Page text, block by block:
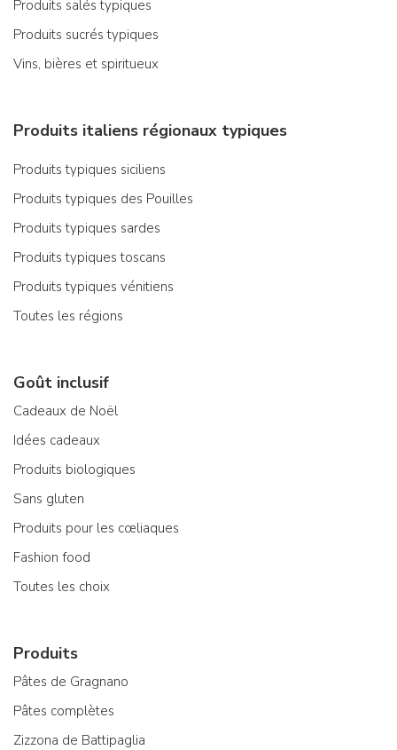
Produits salés typiques
Produits sucrés typiques
Vins, bières et spiritueux
Produits italiens régionaux typiques
Produits typiques siciliens
Produits typiques des Pouilles
Produits typiques sardes
Produits typiques toscans
Produits typiques vénitiens
Toutes les régions
Goût inclusif
Cadeaux de Noël
Idées cadeaux
Produits biologiques
Sans gluten
Produits pour les cœliaques
Fashion food
Toutes les choix
Produits
Pâtes de Gragnano
Pâtes complètes
Zizzona de Battipaglia